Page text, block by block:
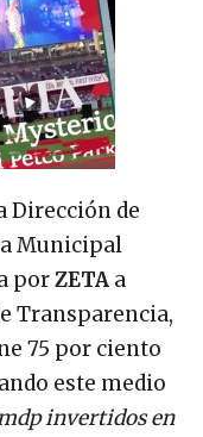
Dirección de
Municipal
porZETA a
Transparencia,
75 por ciento
este medio
invertidos en